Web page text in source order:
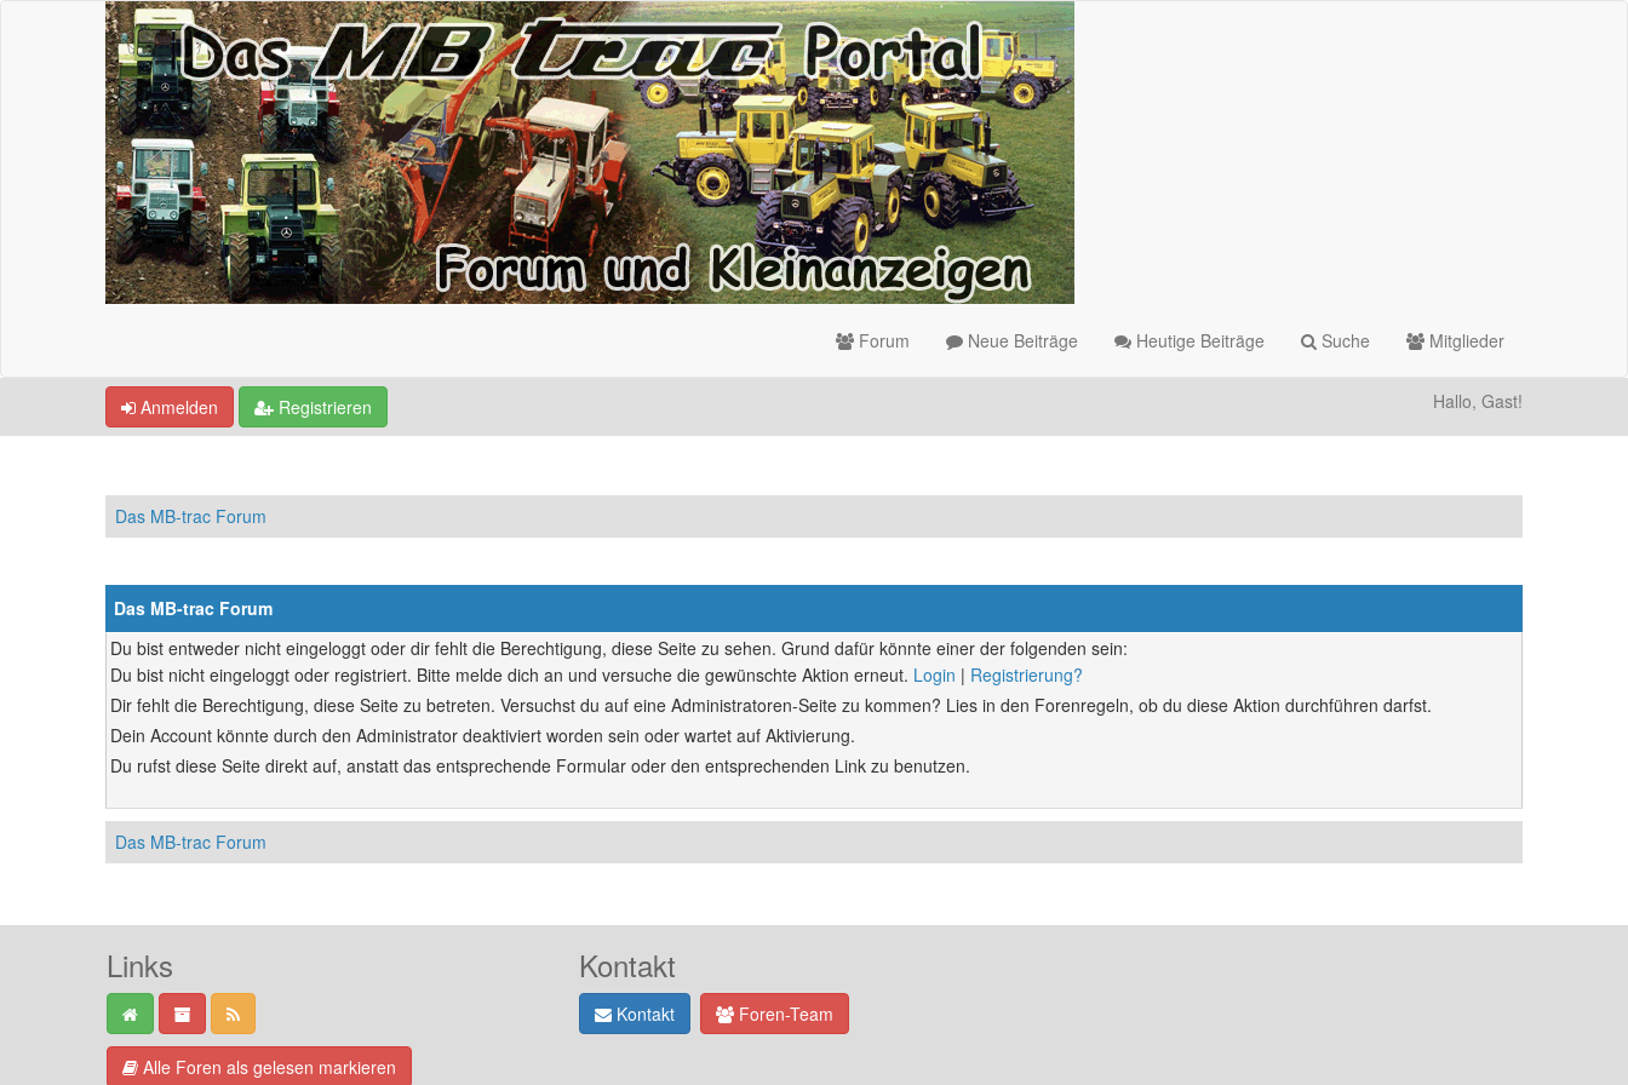
Forum Neue Beiträge Heutige Beiträge Suche Mitglieder
Anmelden Registrieren Hallo, Gast!
Das MB-trac Forum
Das MB-trac Forum
Du bist entweder nicht eingeloggt oder dir fehlt die Berechtigung, diese Seite zu sehen. Grund dafür könnte einer der folgenden sein:
Du bist nicht eingeloggt oder registriert. Bitte melde dich an und versuche die gewünschte Aktion erneut. Login | Registrierung?
Dir fehlt die Berechtigung, diese Seite zu betreten. Versuchst du auf eine Administratoren-Seite zu kommen? Lies in den Forenregeln, ob du diese Aktion durchführen darfst.
Dein Account könnte durch den Administrator deaktiviert worden sein oder wartet auf Aktivierung.
Du rufst diese Seite direkt auf, anstatt das entsprechende Formular oder den entsprechenden Link zu benutzen.
Das MB-trac Forum
Links
Alle Foren als gelesen markieren
Kontakt
Kontakt Foren-Team